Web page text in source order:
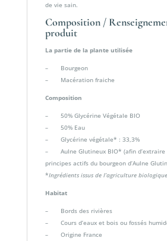
de vie sain.
Composition /
produit
La partie de la plante utilisée
– Bourgeon
– Macération fraiche
Composition
– 50% Glycérine Végétale BIO
– 50% Eau
– Glycérine végétale* : 33,3%
– Aulne Glutineux BIO* (afin d’extraire
principes actifs du bourgeon d’Aulne
*Ingrédients issus de l’agriculture
Habitat
– Bords des rivières
– Cours d’eaux et bois ou fossés
– Origine France